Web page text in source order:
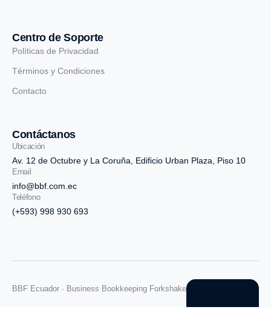
Centro de Soporte
Políticas de Privacidad
Términos y Condiciones
Contacto
Contáctanos
Ubicación
Av. 12 de Octubre y La Coruña, Edificio Urban Plaza, Piso 10
Email
info@bbf.com.ec
Teléfono
(+593) 998 930 693
BBF Ecuador · Business Bookkeeping Forkshake